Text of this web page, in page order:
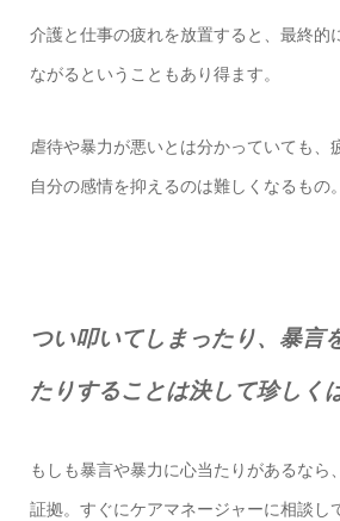
介護と仕事の疲れを放置すると、最終的
ながるということもあり得ます。
虐待や暴力が悪いとは分かっていても、
自分の感情を抑えるのは難しくなるもの。
つい叩いてしまったり、暴言
たりすることは決して珍しく
もしも暴言や暴力に心当たりがあるなら
証拠。すぐにケアマネージャーに相談し